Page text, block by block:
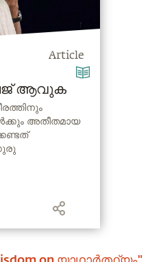
Article
ആവുക
അതീതമായ